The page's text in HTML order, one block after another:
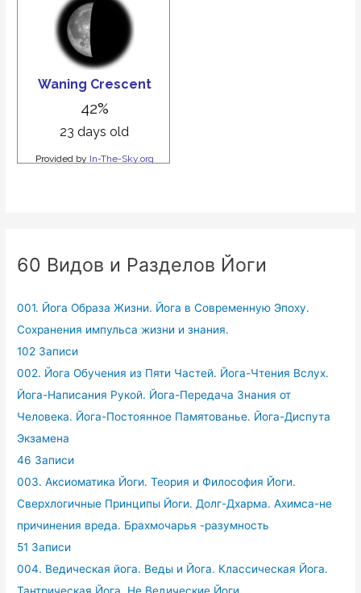
60 Видов и Разделов Йоги
001. Йога Образа Жизни. Йога в Современную Эпоху.
Сохранения импульса жизни и знания.
102 Записи
002. Йога Обучения из Пяти Частей. Йога-Чтения Вслух.
Йога-Написания Рукой. Йога-Передача Знания от
Человека. Йога-Постоянное Памятованье. Йога-Диспута
Экзамена
46 Записи
003. Аксиоматика Йоги. Теория и Философия Йоги.
Сверхлогичные Принципы Йоги. Долг-Дхарма. Ахимса-не
причинения вреда. Брахмочарья -разумность
51 Записи
004. Ведическая йога. Веды и Йога. Классическая Йога.